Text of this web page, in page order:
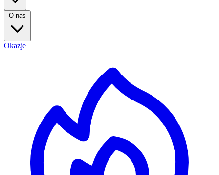
O nas
Okazje